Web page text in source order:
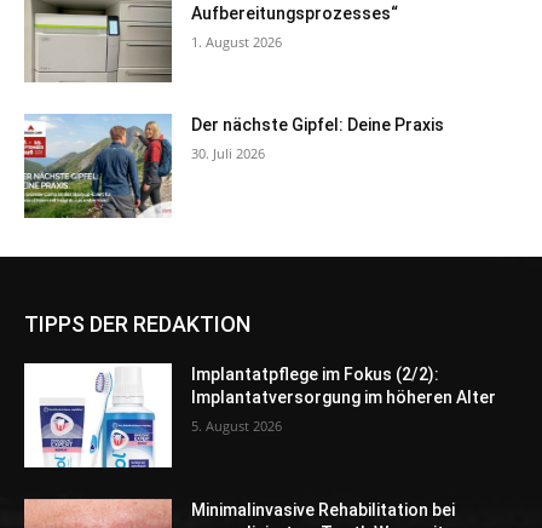
Aufbereitungsprozesses“
1. August 2026
Der nächste Gipfel: Deine Praxis
30. Juli 2026
TIPPS DER REDAKTION
Implantatpflege im Fokus (2/2):
Implantatversorgung im höheren Alter
5. August 2026
Minimalinvasive Rehabilitation bei